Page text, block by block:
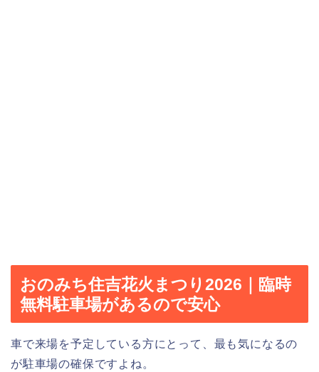
おのみち住吉花火まつり2026｜臨時
無料駐車場があるので安心
車で来場を予定している方にとって、最も気になるの
が駐車場の確保ですよね。